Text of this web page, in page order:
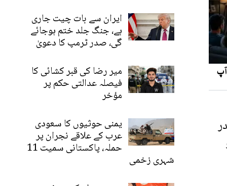
ایران سے بات چیت جاری
ہے، جنگ جلد ختم ہوجائے
گی، صدر ٹرمپ کا دعویٰ
میر رضا کی قبر کشائی کا
فیصلہ عدالتی حکم پر
مؤخر
یمنی حوثیوں کا سعودی
عرب کے علاقے نجران پر
حملہ، پاکستانی سمیت 11
شہری زخمی